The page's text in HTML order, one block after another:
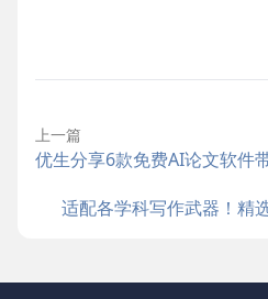
上一篇
优生分享6款免费AI论文软件
适配各学科写作武器！精